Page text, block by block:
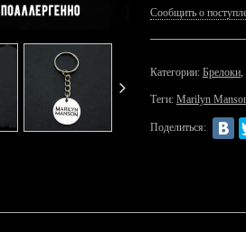
Сообщить о
Категории: Брелоки,
Теги: Marilyn
Поделиться: